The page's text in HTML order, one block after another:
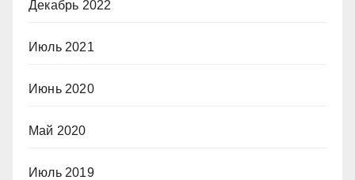
Декабрь 2022
Июль 2021
Июнь 2020
Май 2020
Июль 2019